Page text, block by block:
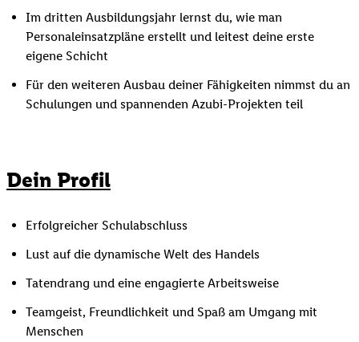
Im dritten Ausbildungsjahr lernst du, wie man
Personaleinsatzpläne erstellt und leitest deine erste
eigene Schicht
Für den weiteren Ausbau deiner Fähigkeiten nimmst du an
Schulungen und spannenden Azubi-Projekten teil
Dein Profil
Erfolgreicher Schulabschluss
Lust auf die dynamische Welt des Handels
Tatendrang und eine engagierte Arbeitsweise
Teamgeist, Freundlichkeit und Spaß am Umgang mit
Menschen